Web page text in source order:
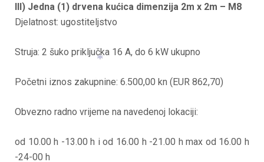
III) Jedna (1) drvena kućica dimenzija 2m x 2m – M8
Djelatnost: ugostiteljstvo
Struja: 2 šuko priključka 16 A, do 6 kW ukupno
Početni iznos zakupnine: 6.500,00 kn (EUR 862,70)
Obvezno radno vrijeme na navedenoj lokaciji:
od 10.00 h -13.00 h i od 16.00 h -21.00 h max od 16.00 h
-24-00 h
*